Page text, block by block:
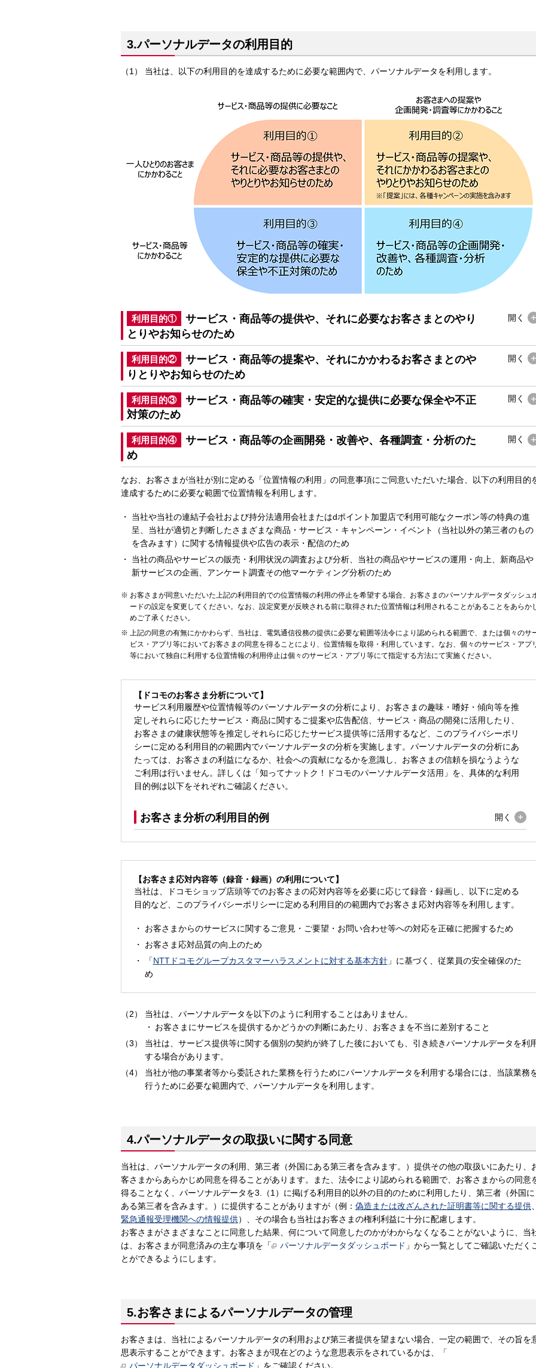
3.パーソナルデータの利用目的
当社は、以下の利用目的を達成するために必要な範囲内で、パーソナルデータを利用します。
利用目的①
サービス・商品等の提供や、それに必要なお客さまとのやり
とりやお知らせのため
開く
利用目的②
サービス・商品等の提案や、それにかかわるお客さまとのや
りとりやお知らせのため
開く
利用目的③
サービス・商品等の確実・安定的な提供に必要な保全や不正
対策のため
開く
利用目的④
サービス・商品等の企画開発・改善や、各種調査・分析のた
め
開く
なお、お客さまが当社が別に定める「位置情報の利用」の同意事項にご同意いただいた場合、以下の利用目的
達成するために必要な範囲で位置情報を利用します。
当社や当社の連結子会社および持分法適用会社またはdポイント加盟店で利用可能なクーポン等の特典の進
呈、当社が適切と判断したさまざまな商品・サービス・キャンペーン・イベント（当社以外の第三者のもの
を含みます）に関する情報提供や広告の表示・配信のため
当社の商品やサービスの販売・利用状況の調査および分析、当社の商品やサービスの運用・向上、新商品や
新サービスの企画、アンケート調査その他マーケティング分析のため
お客さまが同意いただいた上記の利用目的での位置情報の利用の停止を希望する場合、お客さまのパーソナルデータダッシュ
ードの設定を変更してください。なお、設定変更が反映される前に取得された位置情報は利用されることがあることをあらか
めご了承ください。
上記の同意の有無にかかわらず、当社は、電気通信役務の提供に必要な範囲等法令により認められる範囲で、または個々のサ
ビス・アプリ等においてお客さまの同意を得ることにより、位置情報を取得・利用しています。なお、個々のサービス・アプ
等において独自に利用する位置情報の利用停止は個々のサービス・アプリ等にて指定する方法にて実施ください。
【ドコモのお客さま分析について】
サービス利用履歴や位置情報等のパーソナルデータの分析により、お客さまの趣味・嗜好・傾向等を推
定しそれらに応じたサービス・商品に関するご提案や広告配信、サービス・商品の開発に活用したり、
お客さまの健康状態等を推定しそれらに応じたサービス提供等に活用するなど、このプライバシーポリ
シーに定める利用目的の範囲内でパーソナルデータの分析を実施します。パーソナルデータの分析にあ
たっては、お客さまの利益になるか、社会への貢献になるかを意識し、お客さまの信頼を損なうような
ご利用は行いません。詳しくは「知ってナットク！ドコモのパーソナルデータ活用」を、具体的な利用
目的例は以下をそれぞれご確認ください。
お客さま分析の利用目的例 開く
【お客さま応対内容等（録音・録画）の利用について】
当社は、ドコモショップ店頭等でのお客さまの応対内容等を必要に応じて録音・録画し、以下に定める
目的など、このプライバシーポリシーに定める利用目的の範囲内でお客さま応対内容等を利用します。
お客さまからのサービスに関するご意見・ご要望・お問い合わせ等への対応を正確に把握するため
お客さま応対品質の向上のため
「NTTドコモグループカスタマーハラスメントに対する基本方針」に基づく、従業員の安全確保のた
め
当社は、パーソナルデータを以下のように利用することはありません。
お客さまにサービスを提供するかどうかの判断にあたり、お客さまを不当に差別すること
当社は、サービス提供等に関する個別の契約が終了した後においても、引き続きパーソナルデータを利
する場合があります。
当社が他の事業者等から委託された業務を行うためにパーソナルデータを利用する場合には、当該業務
行うために必要な範囲内で、パーソナルデータを利用します。
4.パーソナルデータの取扱いに関する同意
当社は、パーソナルデータの利用、第三者（外国にある第三者を含みます。）提供その他の取扱いにあたり、
客さまからあらかじめ同意を得ることがあります。また、法令により認められる範囲で、お客さまからの同意
得ることなく、パーソナルデータを3.（1）に掲げる利用目的以外の目的のために利用したり、第三者（外国に
ある第三者を含みます。）に提供することがありますが（例： 偽造または改ざんされた証明書等に関する提供
緊急通報受理機関への情報提供）、その場合も当社はお客さまの権利利益に十分に配慮します。
お客さまがさまざまなことに同意した結果、何について同意したのかがわからなくなることがないように、当
は、お客さまが同意済みの主な事項を「
パーソナルデータダッシュボード 」から一覧としてご確認いただく
とができるようにします。
5.お客さまによるパーソナルデータの管理
お客さまは、当社によるパーソナルデータの利用および第三者提供を望まない場合、一定の範囲で、その旨を
思表示することができます。お客さまが現在どのような意思表示をされているかは、「
パーソナルデータダッシュボード 」をご確認ください。